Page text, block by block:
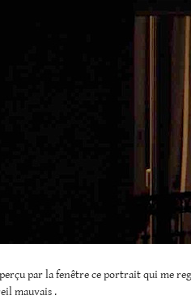
par la fenêtre ce portrait qui me
mauvais .